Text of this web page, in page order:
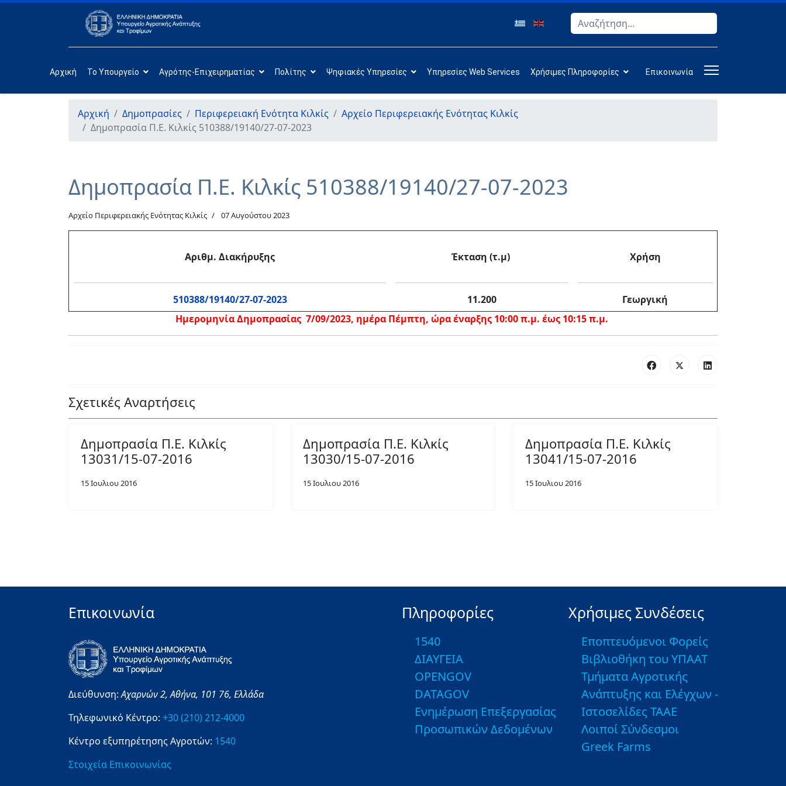
Αναζήτηση
Αρχική Το Υπουργείο Αγρότης-Επιχειρηματίας Πολίτης Ψηφιακές Υπηρεσίες Υπηρεσίες Web Services Χρήσιμες Πληροφορίες Επικοινωνία
Αρχική Δημοπρασίες Περιφερειακή Ενότητα Κιλκίς
Αρχείο Περιφερειακής Ενότητας Κιλκίς
Δημοπρασία Π.Ε. Κιλκίς 510388/19140/27-07-2023
Δημοπρασία Π.Ε. Κιλκίς 510388/19140/27-07-2023
Αρχείο Περιφερειακής Ενότητας Κιλκίς 07 Αυγούστου 2023
Αριθμ. Διακήρυξης Έκταση (τ.μ) Χρήση
510388/19140/27-07-2023 11.200
Γεωργική
Ημερομηνία Δημοπρασίας 7/09/2023, ημέρα Πέμπτη, ώρα έναρξης 10:00 π.μ. έως 10:15 π.μ.
Σχετικές Αναρτήσεις
Δημοπρασία Π.Ε. Κιλκίς
13031/15-07-2016
15 Ιουλιου 2016
Δημοπρασία Π.Ε. Κιλκίς
13030/15-07-2016
15 Ιουλιου 2016
Δημοπρασία Π.Ε. Κιλκίς
13041/15-07-2016
15 Ιουλιου 2016
Επικοινωνία
Διεύθυνση:Αχαρνών 2,Αθήνα, 101 76, Ελλάδα
Τηλεφωνικό Κέντρο: +30 (210) 212-4000
Κέντρο εξυπηρέτησης Αγροτών: 1540
Στοιχεία Επικοινωνίας
Πληροφορίες
1540
ΔΙΑΥΓΕΙΑ
OPENGOV
DATAGOV
Ενημέρωση Επεξεργασίας
Προσωπικών Δεδομένων
Χρήσιμες Συνδέσεις
Εποπτευόμενοι Φορείς
Βιβλιοθήκη του ΥΠΑΑΤ
Τμήματα Αγροτικής
Ανάπτυξης και Ελέγχων -
Ιστοσελίδες ΤΑΑΕ
Λοιποί Σύνδεσμοι
Greek Farms